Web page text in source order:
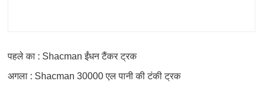
पहले का : Shacman ईंधन टैंकर ट्रक
अगला : Shacman 30000 एल पानी की टंकी ट्रक